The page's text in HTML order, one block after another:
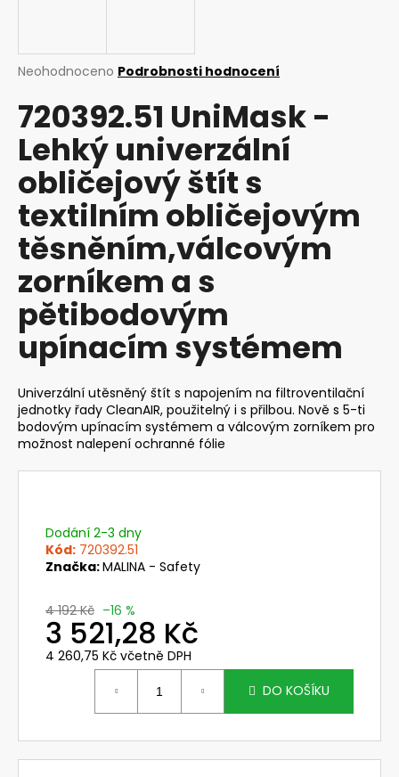
Průměrné
produktu
je
0,0
5
hvězdiček.
Neohodnoceno Podrobnosti hodnocení
720392.51 UniMask -
Lehký univerzální
obličejový štít s
textilním obličejovým
těsněním,válcovým
zorníkem a s
pětibodovým
upínacím systémem
Univerzální utěsněný štít s napojením na filtroventilační
jednotky řady CleanAIR, použitelný i s přilbou. Nově s 5-ti
bodovým upínacím systémem a válcovým zorníkem pro
možnost nalepení ochranné fólie
Dodání 2-3 dny
Kód: 720392.51
Značka:MALINA - Safety
4 192 Kč –16 %
3 521,28 Kč
4 260,75 Kč včetně DPH
DO KOŠÍKU
j
í
?
HLEDAT
D
o
p
o
r
u
č
u
j
NEHOŘLAVÁ
BLŮZA